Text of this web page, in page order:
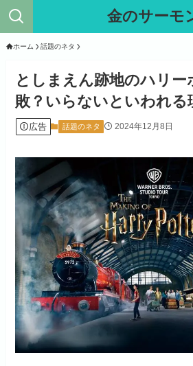
金のサーモ
ホーム 話題のネタ
としまえん跡地のハリー
敗？いらないといわれる
広告 話題のネタ 2024年12月8日